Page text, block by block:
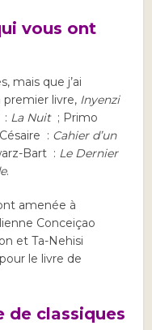
vous ont
mais que j’ai
livre, Inyenzi
: La Nuit; Primo
: Cahier d’un
Bart : Le Dernier
.
amenée à
Conceiçao
et Ta-Nehisi
le livre de
de classiques